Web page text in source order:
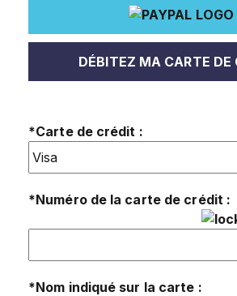
DÉBITEZ MA CARTE DE
*Carte de crédit :
*Numéro de la carte de crédit :
*Nom indiqué sur la carte :